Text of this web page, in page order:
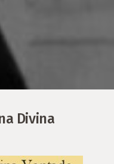
Divina